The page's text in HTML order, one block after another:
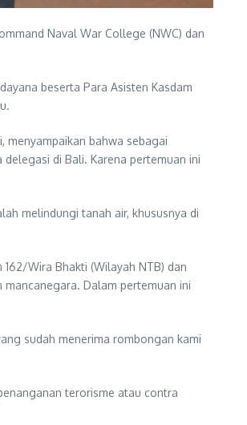
Naval War College (NWC) dan
beserta Para Asisten Kasdam
menyampaikan bahwa sebagai
di Bali. Karena pertemuan ini
melindungi tanah air, khususnya di
Wira Bhakti (Wilayah NTB) dan
Dalam pertemuan ini
sudah menerima rombongan kami
terorisme atau contra